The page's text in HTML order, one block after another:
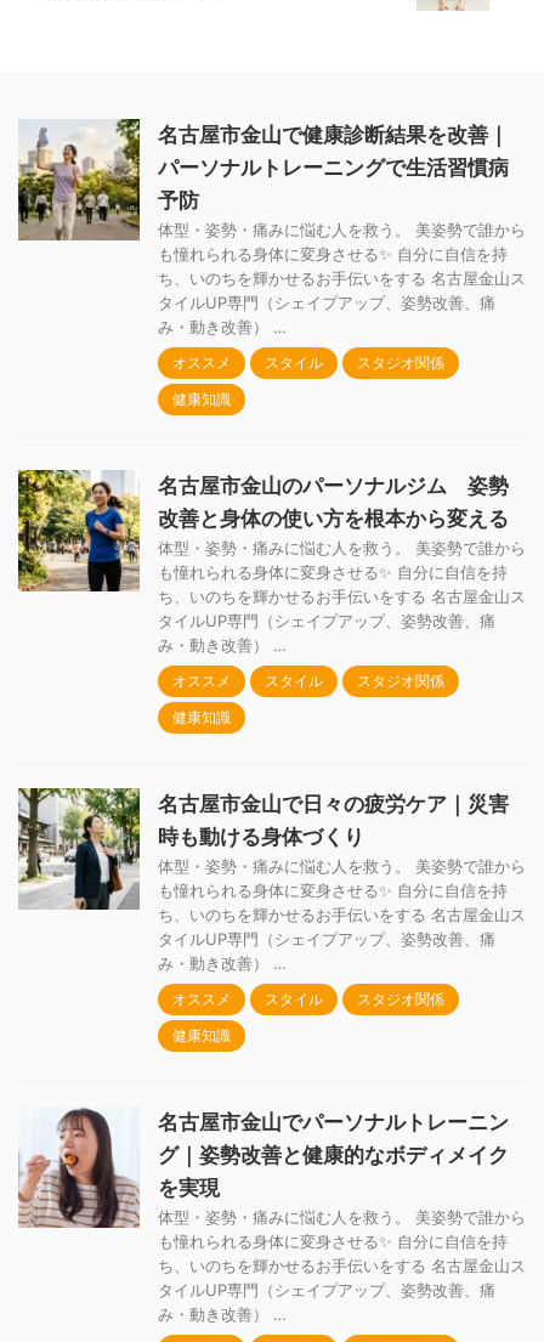
名古屋市金山で健康診断結果を改善｜
パーソナルトレーニングで生活習慣病
予防
体型・姿勢・痛みに悩む人を救う。 美姿勢で誰から
も憧れられる身体に変身させる✨ 自分に自信を持
ち、いのちを輝かせるお手伝いをする 名古屋金山ス
タイルUP専門（シェイプアップ、姿勢改善、痛
み・動き改善） …
オススメ スタイル
スタジオ関係
健康知識
名古屋市金山のパーソナルジム 姿勢
改善と身体の使い方を根本から変える
体型・姿勢・痛みに悩む人を救う。 美姿勢で誰から
も憧れられる身体に変身させる✨ 自分に自信を持
ち、いのちを輝かせるお手伝いをする 名古屋金山ス
タイルUP専門（シェイプアップ、姿勢改善、痛
み・動き改善） …
オススメ スタイル
スタジオ関係
健康知識
名古屋市金山で日々の疲労ケア｜災害
時も動ける身体づくり
体型・姿勢・痛みに悩む人を救う。 美姿勢で誰から
も憧れられる身体に変身させる✨ 自分に自信を持
ち、いのちを輝かせるお手伝いをする 名古屋金山ス
タイルUP専門（シェイプアップ、姿勢改善、痛
み・動き改善） …
オススメ スタイル
スタジオ関係
健康知識
名古屋市金山でパーソナルトレーニン
グ｜姿勢改善と健康的なボディメイク
を実現
体型・姿勢・痛みに悩む人を救う。 美姿勢で誰から
も憧れられる身体に変身させる✨ 自分に自信を持
ち、いのちを輝かせるお手伝いをする 名古屋金山ス
タイルUP専門（シェイプアップ、姿勢改善、痛
み・動き改善） …